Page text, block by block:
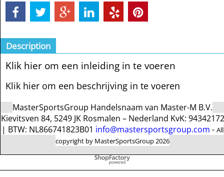
Description
Klik hier om een inleiding in te voeren
Klik hier om een beschrijving in te voeren
MasterSportsGroup Handelsnaam van Master-M B.V.
Kievitsven 84, 5249 JK Rosmalen – Nederland KvK: 94342172
| BTW: NL866741823B01 info@mastersportsgroup.com - All
copyright by MasterSportsGroup 2026
To create online store
ShopFactory eCommerce